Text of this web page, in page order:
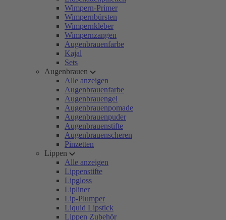
Wimpern-Primer
Wimpernbürsten
Wimpernkleber
Wimpernzangen
Augenbrauenfarbe
Kajal
Sets
Augenbrauen
Alle anzeigen
Augenbrauenfarbe
Augenbrauengel
Augenbrauenpomade
Augenbrauenpuder
Augenbrauenstifte
Augenbrauenscheren
Pinzetten
Lippen
Alle anzeigen
Lippenstifte
Lipgloss
Lipliner
Lip-Plumper
Liquid Lipstick
Lippen Zubehör